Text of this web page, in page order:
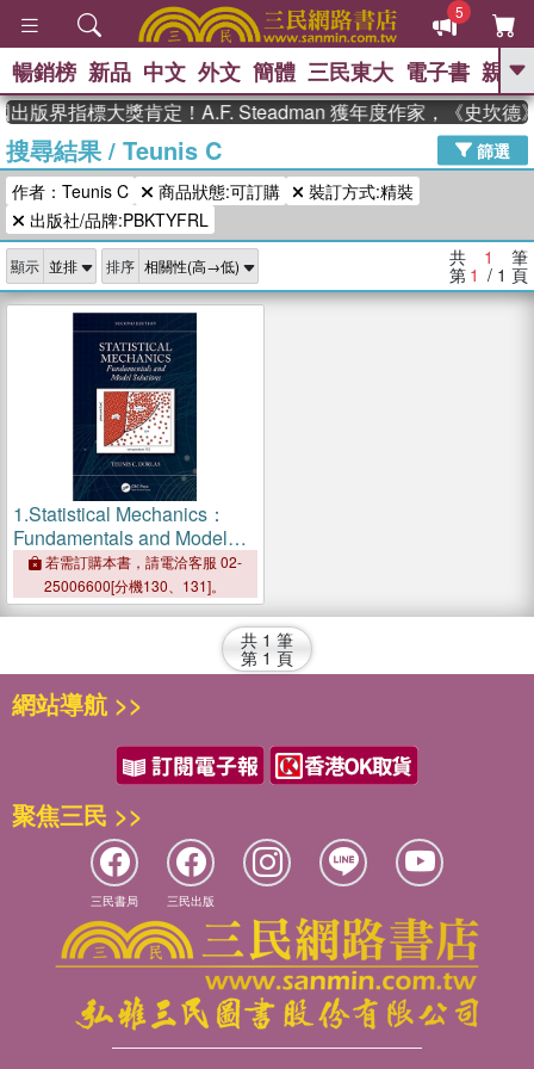
5
GO
高希均教授回憶錄
、 The Odyssey 、 父親節 、 如果歷
史是一群喵 、 暑期推薦
登輝時代 、 數學女孩：黎曼猜想 、
偉大的迷走神經
暢銷榜 新品 中文 外文 簡體 三民東大 電子書 親子
版界指標大獎肯定！A.F. Steadman 獲年度作家，《史坎德
搜尋結果/ Teunis C
篩選
作者：Teunis C
商品狀態:可訂購
裝訂方式:精裝
出版社/品牌:PBKTYFRL
顯示 排序 共 1 筆
第 1 / 1 頁
1.Statistical Mechanics：
Fundamentals and Model
Solutions
若需訂購本書，請電洽客服 02-
25006600[分機130、131]。
共 1 筆
第 1 頁
網站導航 >>
聚焦三民 >>
三民書局 三民出版